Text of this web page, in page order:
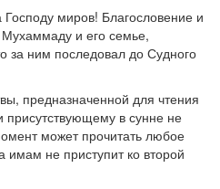
миров! Благословение и
Мухаммаду и его семье,
за ним последовал до Судного
предназначенной для чтения
присутствующему в сунне не
может прочитать любое
имам не приступит ко второй